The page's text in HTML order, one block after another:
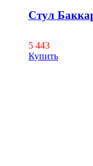
Стул
5 443
Купить